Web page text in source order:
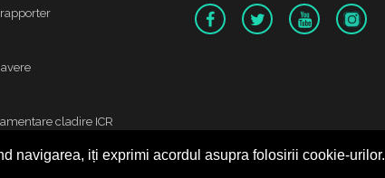
navigarea, iți exprimi acordul asupra folosirii cookie-urilor.
cladire ICR